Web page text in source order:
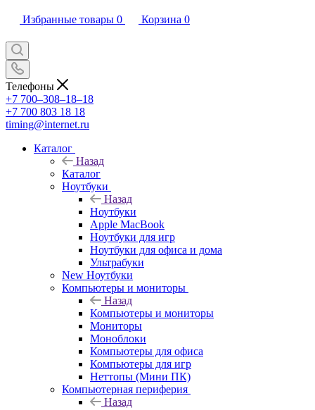
Избранные товары 0 Корзина 0
Телефоны
+7 700‒308‒18‒18
+7 700 803 18 18
timing@internet.ru
Каталог
Назад
Каталог
Ноутбуки
Назад
Ноутбуки
Apple MacBook
Ноутбуки для игр
Ноутбуки для офиса и дома
Ультрабуки
New Ноутбуки
Компьютеры и мониторы
Назад
Компьютеры и мониторы
Мониторы
Моноблоки
Компьютеры для офиса
Компьютеры для игр
Неттопы (Мини ПК)
Компьютерная периферия
Назад